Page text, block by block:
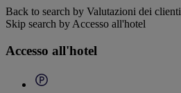
Back to search by Valutazioni dei clienti
Skip search by Accesso all'hotel
Accesso all'hotel